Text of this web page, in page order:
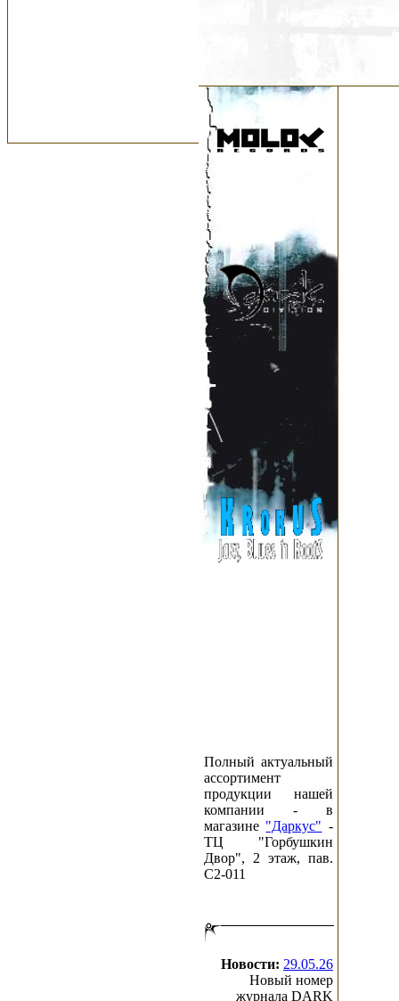
Полный актуальный
ассортимент
продукции нашей
компании - в
магазине "Даркус" -
ТЦ "Горбушкин
Двор", 2 этаж, пав.
C2-011
Новости: 29.05.26
Новый номер
журнала DARK